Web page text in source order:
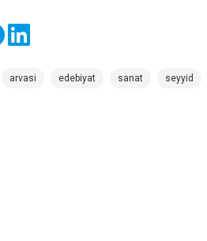
arvasi edebiyat sanat seyyid